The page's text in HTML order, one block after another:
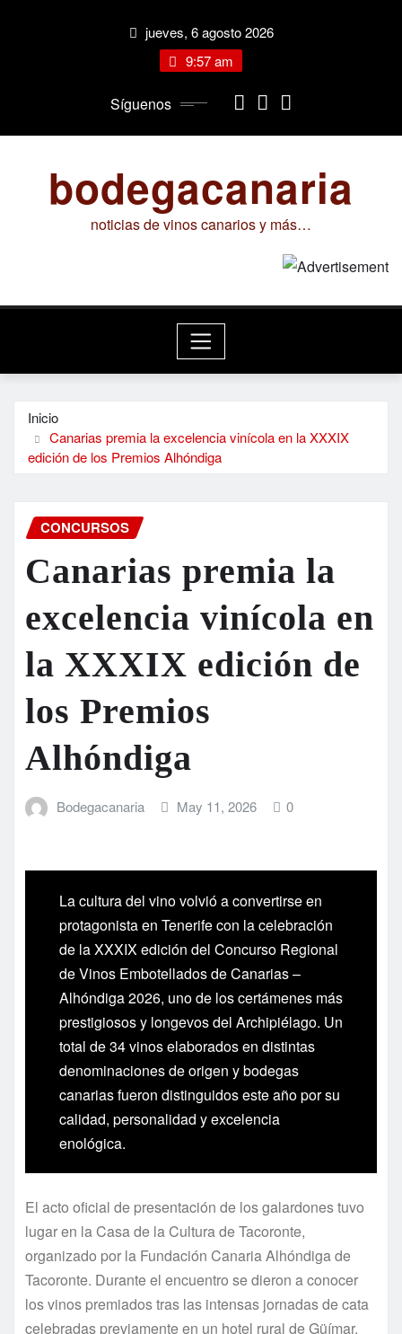
jueves, 6 agosto 2026
9:57 am
Síguenos
bodegacanaria
noticias de vinos canarios y más…
Inicio
Canarias premia la excelencia vinícola en la XXXIX
edición de los Premios Alhóndiga
CONCURSOS
Canarias premia la
excelencia vinícola en
la XXXIX edición de
los Premios
Alhóndiga
Bodegacanaria May 11, 2026 0
La cultura del vino volvió a convertirse en
protagonista en Tenerife con la celebración
de la XXXIX edición del Concurso Regional
de Vinos Embotellados de Canarias –
Alhóndiga 2026, uno de los certámenes más
prestigiosos y longevos del Archipiélago. Un
total de 34 vinos elaborados en distintas
denominaciones de origen y bodegas
canarias fueron distinguidos este año por su
calidad, personalidad y excelencia
enológica.
El acto oficial de presentación de los galardones tuvo
lugar en la Casa de la Cultura de Tacoronte,
organizado por la Fundación Canaria Alhóndiga de
Tacoronte. Durante el encuentro se dieron a conocer
los vinos premiados tras las intensas jornadas de cata
celebradas previamente en un hotel rural de Güímar,